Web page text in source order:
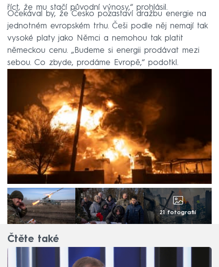
říct, že mu stačí původní výnosy,“ prohlásil.
Očekával by, že Česko pozastaví dražbu energie na
jednotném evropském trhu. Češi podle něj nemají tak
vysoké platy jako Němci a nemohou tak platit
německou cenu. „Budeme si energii prodávat mezi
sebou. Co zbyde, prodáme Evropě,“ podotkl.
21 fotografií
Čtěte také